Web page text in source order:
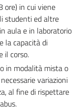
ore) in cui viene
studenti ed altre
aula e in laboratorio
la capacità di
il corso.
in modalità mista o
variazioni
al fine di rispettare